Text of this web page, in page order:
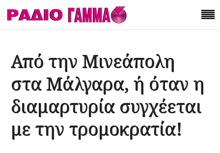
Από την Μινεάπολη
στα Μάλγαρα, ή όταν η
διαμαρτυρία συγχέεται
με την τρομοκρατία!